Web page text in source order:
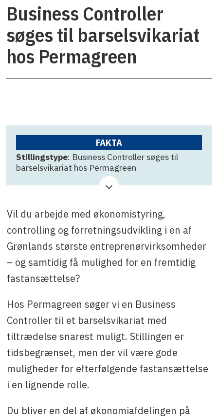
Business Controller
søges til barselsvikariat
hos Permagreen
FAKTA
Stillingstype: Business Controller søges til
barselsvikariat hos Permagreen
Virksomhed: Permagreen
Ansøgningsfrist
: Hurtigst muligt
Kontakt: Kasper Thomsen på
kth@peramgreen.gl / +299 54 22 99.
Vil du arbejde med økonomistyring,
controlling og forretningsudvikling i en af
Grønlands største entreprenørvirksomheder
– og samtidig få mulighed for en fremtidig
fastansættelse?
Hos Permagreen søger vi en Business
Controller til et barselsvikariat med
tiltrædelse snarest muligt. Stillingen er
tidsbegrænset, men der vil være gode
muligheder for efterfølgende fastansættelse
i en lignende rolle.
Du bliver en del af økonomiafdelingen på